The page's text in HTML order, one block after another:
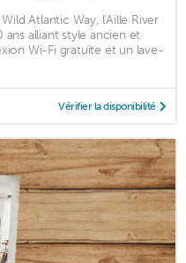
Atlantic Way, l'Aille River
alliant style ancien et
Wi-Fi gratuite et un lave-
Vérifier la disponibilité